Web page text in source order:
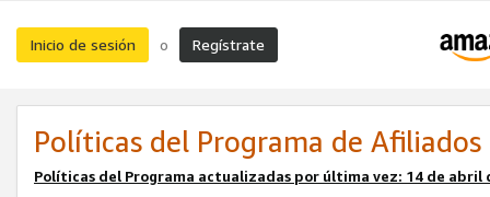
Inicio de sesión o Regístrate
Políticas del Programa de Afiliados
Políticas del Programa actualizadas por última vez: 14 de abril